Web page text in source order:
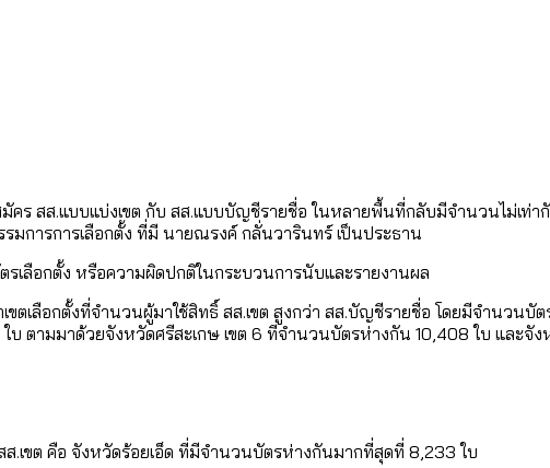
าอะไรที่ ส.ก. ต้องทำการบ้าน
ณ์การเลือกตั้งชวนคุยกันถึงบทเรียนที่เราได้รับจากเลือก
ที่อาศัยอยู่ในกรุงเทพฯ
นและเข้าถึงได้มากน้อยแค่ไหน
ทรา นครปฐม และล่าสุดที่กาญจนบุรี
รองเพศของ Transgender ทั่วโลก ประเทศไหนทำได้บ้าง?
อ AI ในช่วงความขัดแย้งไทย-กัมพูชา [ข้อมูลดิบ]
ที่ถูกผลิตซ้ำผ่านวิดีโอ AI ในช่วงความขัดแย้งไทย-กัมพู
บคาบเกี่ยวในยุคชัชชาติ มีอะไร ใช้งบแค่ไหน
มัคร สส.แบบแบ่งเขต กับ สส.แบบบัญชีรายชื่อ ในหลายพื้นที่กลับมีจำนวนไม่เ
การการเลือกตั้ง ที่มี นายณรงค์ กลั่นวารินทร์ เป็นประธาน
เลือกตั้ง หรือความผิดปกติในกระบวนการนับและรายงานผล
เลือกตั้งที่จำนวนผู้มาใช้สิทธิ์ สส.เขต สูงกว่า สส.บัญชีรายชื่อ โดยมีจำนวนบั
บ ตามมาด้วยจังหวัดศรีสะเกษ เขต 6 ที่จำนวนบัตรห่างกัน 10,408 ใบ และจั
.เขต คือ จังหวัดร้อยเอ็ด ที่มีจำนวนบัตรห่างกันมากที่สุดที่ 8,233 ใบ